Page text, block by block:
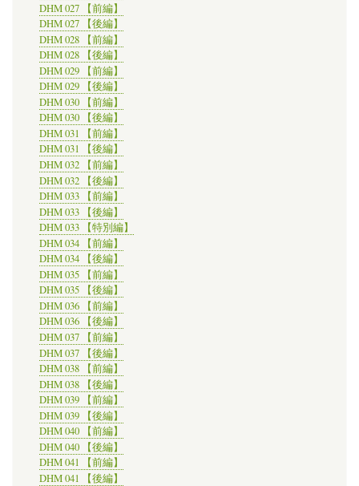
DHM 027 【前編】
DHM 027 【後編】
DHM 028 【前編】
DHM 028 【後編】
DHM 029 【前編】
DHM 029 【後編】
DHM 030 【前編】
DHM 030 【後編】
DHM 031 【前編】
DHM 031 【後編】
DHM 032 【前編】
DHM 032 【後編】
DHM 033 【前編】
DHM 033 【後編】
DHM 033 【特別編】
DHM 034 【前編】
DHM 034 【後編】
DHM 035 【前編】
DHM 035 【後編】
DHM 036 【前編】
DHM 036 【後編】
DHM 037 【前編】
DHM 037 【後編】
DHM 038 【前編】
DHM 038 【後編】
DHM 039 【前編】
DHM 039 【後編】
DHM 040 【前編】
DHM 040 【後編】
DHM 041 【前編】
DHM 041 【後編】